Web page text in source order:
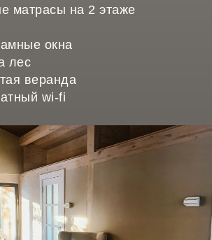
матрасы на 2 этаже
окна
лес
веранда
wi-fi